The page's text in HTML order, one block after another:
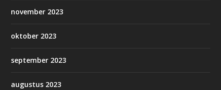
november 2023
oktober 2023
september 2023
augustus 2023